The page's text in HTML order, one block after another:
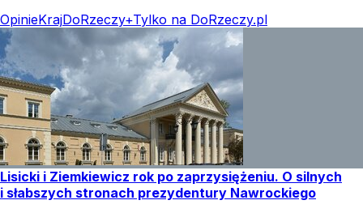
OpinieKrajDoRzeczy+Tylko na DoRzeczy.pl
Lisicki i Ziemkiewicz rok po zaprzysiężeniu. O silnych
i słabszych stronach prezydentury Nawrockiego